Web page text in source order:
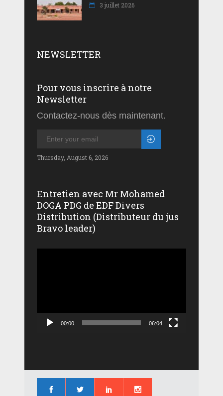
3 juillet 2026
NEWSLETTER
Pour vous inscrire à notre
Newsletter
Contactez-nous dès maintenant.
Thursday, August 6, 2026
Entretien avec Mr Mohamed
DOGA PDG de EDF Divers
Distribution (Distributeur du jus
Bravo leader)
00:00 06:04